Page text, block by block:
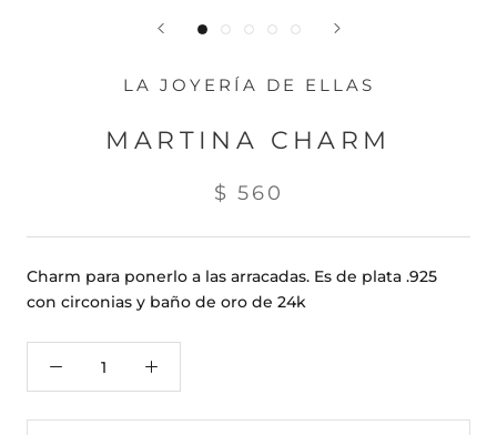
LA JOYERÍA DE ELLAS
MARTINA CHARM
$ 560
Charm para ponerlo a las arracadas. Es de plata .925
con circonias y baño de oro de 24k